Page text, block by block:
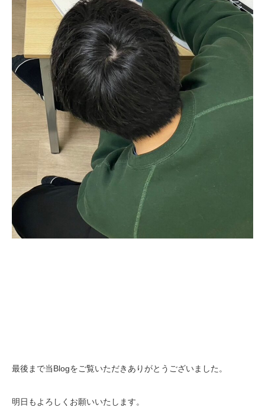
最後まで当Blogをご覧いただきありがとうございました。
明日もよろしくお願いいたします。